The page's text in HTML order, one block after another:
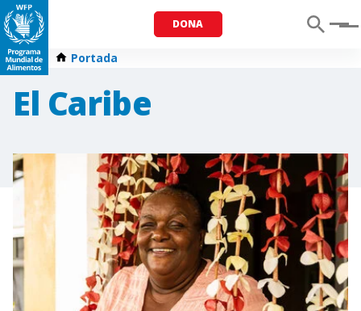
DONA Menu
Portada
El Caribe